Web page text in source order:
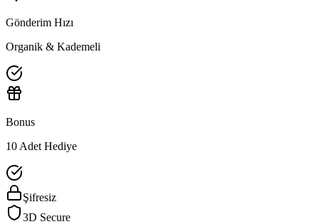
Gönderim Hızı
Organik & Kademeli
Bonus
10 Adet Hediye
Şifresiz
3D Secure